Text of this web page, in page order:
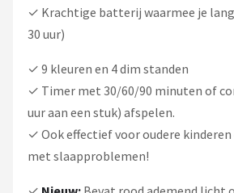
✓ Krachtige batterij waarmee je
30 uur)
✓ 9 kleuren en 4 dim standen
✓ Timer met 30/60/90 minuten of
uur aan een stuk) afspelen.
✓ Ook effectief voor oudere kinderen
met slaapproblemen!